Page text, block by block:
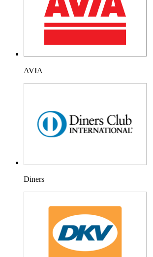
AVIA
Diners